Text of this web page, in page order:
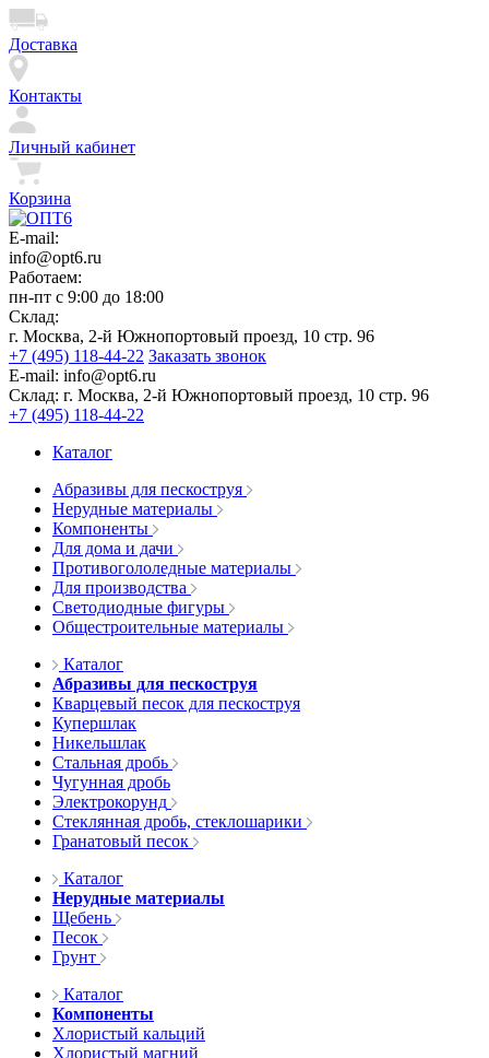
Доставка
Контакты
Личный кабинет
Корзина
E-mail:
info@opt6.ru
Работаем:
пн-пт с 9:00 до 18:00
Склад:
г. Москва, 2-й Южнопортовый проезд, 10 стр. 96
+7 (495) 118-44-22 Заказать звонок
E-mail: info@opt6.ru
Склад: г. Москва, 2-й Южнопортовый проезд, 10 стр. 96
+7 (495) 118-44-22
Каталог
Абразивы для пескоструя
Нерудные материалы
Компоненты
Для дома и дачи
Противогололедные материалы
Для производства
Светодиодные фигуры
Общестроительные материалы
Каталог
Абразивы для пескоструя
Кварцевый песок для пескоструя
Купершлак
Никельшлак
Стальная дробь
Чугунная дробь
Электрокорунд
Стеклянная дробь, стеклошарики
Гранатовый песок
Каталог
Нерудные материалы
Щебень
Песок
Грунт
Каталог
Компоненты
Хлористый кальций
Хлористый магний